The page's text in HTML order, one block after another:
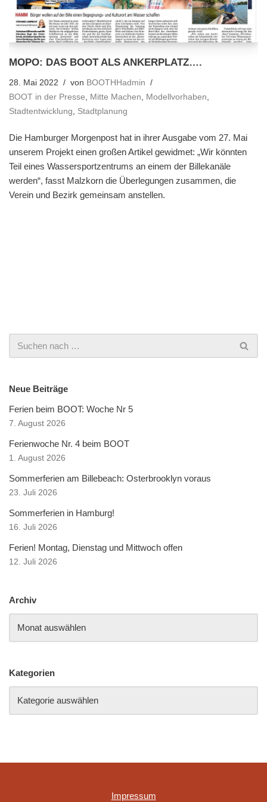
MOPO: DAS BOOT ALS ANKERPLATZ….
28. Mai 2022 von BOOTHHadmin
BOOT in der Presse
Mitte Machen Modellvorhaben
Stadtentwicklung
Stadtplanung
Die Hamburger Morgenpost hat in ihrer Ausgabe vom 27. Mai
unserem Projekt einen großen Artikel gewidmet: „Wir könnten
Teil eines Wassersportzentrums an einem der Billekanäle
werden“, fasst Malzkorn die Überlegungen zusammen, die
Verein und Bezirk gemeinsam anstellen.
Neue Beiträge
Ferien beim BOOT: Woche Nr 5
7. August 2026
Ferienwoche Nr. 4 beim BOOT
1. August 2026
Sommerferien am Billebeach: Osterbrooklyn voraus
23. Juli 2026
Sommerferien in Hamburg!
16. Juli 2026
Ferien! Montag, Dienstag und Mittwoch offen
12. Juli 2026
Archiv
Kategorien
Impressum